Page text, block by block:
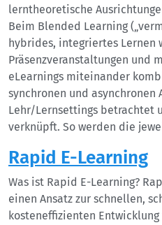
lerntheoretische
Beim Blended Learning
hybrides, integriertes
Präsenzveranstaltungen und
eLearnings miteinander
synchronen und asynchronen
Lehr/Lernsettings betrachtet
verknüpft. So werden die
Rapid E-Learning
Was ist Rapid E-Learning?
einen Ansatz zur schnellen,
kosteneffizienten